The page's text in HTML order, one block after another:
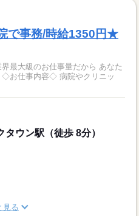
で事務/時給1350円★
最大級のお仕事量だから あなた
ウン駅（徒歩 8分）
見る